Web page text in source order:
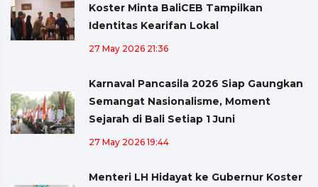
Koster Minta BaliCEB Tampilkan
Identitas Kearifan Lokal
27 May 2026 21:36
Karnaval Pancasila 2026 Siap Gaungkan
Semangat Nasionalisme, Moment
Sejarah di Bali Setiap 1 Juni
27 May 2026 19:44
Menteri LH Hidayat ke Gubernur Koster